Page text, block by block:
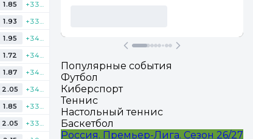
1.85
1.93
1.95
1.72
1.87
2.05
1.85
2.05
Популярные события
Футбол
Киберспорт
Теннис
Настольный теннис
Баскетбол
Россия. Премьер-Лига. Сезон 26/27